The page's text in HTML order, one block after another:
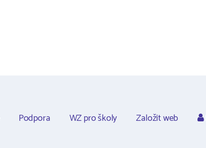
Podpora WZ pro školy Založit web